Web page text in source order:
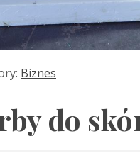
Biznes
do